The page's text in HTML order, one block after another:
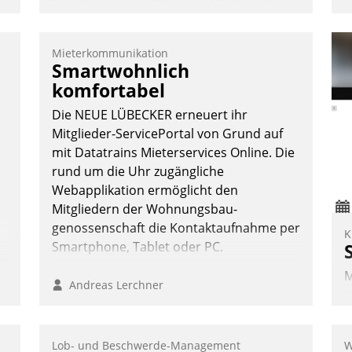
auswirft. Eine intuitive Dialogführung
ermöglicht dem externen Serviceteam,
Anrufe von Mietenden zügiger und
effizienter zu bearbeiten.
Nadja Hußmann
Mieterkommunikation
Smartwohnlich
komfortabel
Die NEUE LÜBECKER erneuert ihr
Mitglieder-ServicePortal von Grund auf
mit Datatrains Mieterservices Online. Die
rund um die Uhr zugängliche
Webapplikation ermöglicht den
Mitgliedern der Wohnungs­bau­
genossenschaft die Kontaktaufnahme per
Smartphone, Tablet oder PC.
Andreas Lerchner
Lob- und Beschwerde-Management